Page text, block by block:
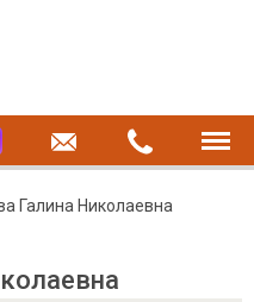
Галина Николаевна